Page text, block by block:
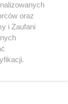
Youtube
oraz
i Zaufani